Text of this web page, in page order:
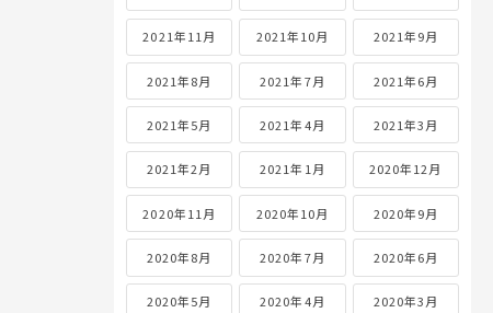
2021年11月 2021年10月 2021年9月
2021年8月 2021年7月 2021年6月
2021年5月 2021年4月 2021年3月
2021年2月 2021年1月 2020年12月
2020年11月 2020年10月 2020年9月
2020年8月 2020年7月 2020年6月
2020年5月 2020年4月 2020年3月